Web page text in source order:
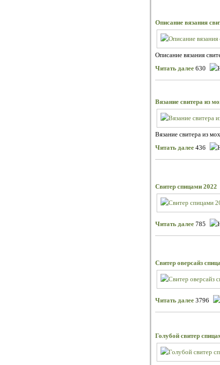
Описание вязания
Описание вязания
Читать далее 630
Вязание свитера из
Вязание свитера из
Читать далее 436
Свитер спицами 2022
Читать далее 785
Свитер оверсайз
Читать далее 3796
Голубой свитер